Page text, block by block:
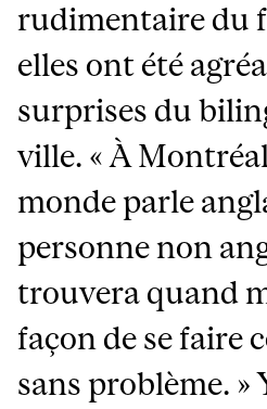
rudimentaire du
elles ont été
surprises du
ville. « À
monde parle
personne non
trouvera quand
façon de se faire
sans problème. »